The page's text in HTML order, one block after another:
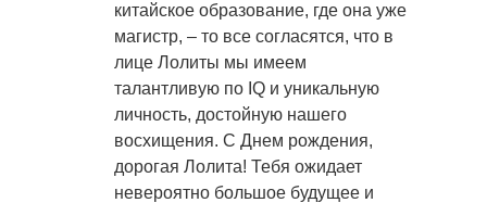
китайское образование, где она уже
магистр, – то все согласятся, что в
лице Лолиты мы имеем
талантливую по IQ и уникальную
личность, достойную нашего
восхищения. С Днем рождения,
дорогая Лолита! Тебя ожидает
невероятно большое будущее и